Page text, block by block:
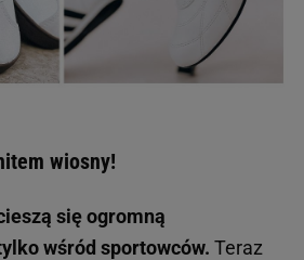
wiosny!
się ogromną
wśród sportowców. Teraz